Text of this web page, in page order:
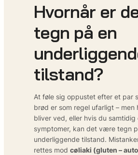
Hvornår er
tegn på en
tilstand?
At føle sig oppustet efter et par
brød er som regel ufarligt – men
bliver ved, eller hvis du samtidig
symptomer, kan det være tegn
underliggende tilstand.
rettes mod cøliaki (gluten –